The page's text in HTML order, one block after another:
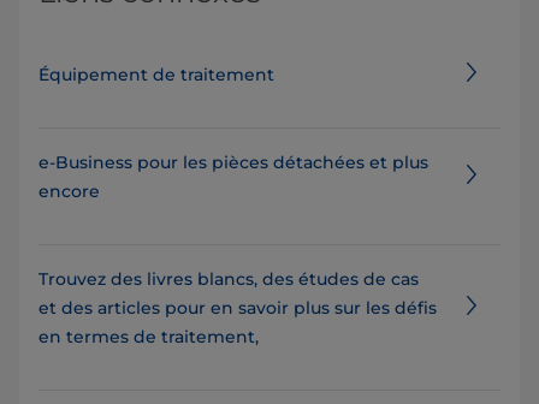
Équipement de traitement
e-Business pour les pièces détachées et plus
encore
Trouvez des livres blancs, des études de cas
et des articles pour en savoir plus sur les défis
en termes de traitement,